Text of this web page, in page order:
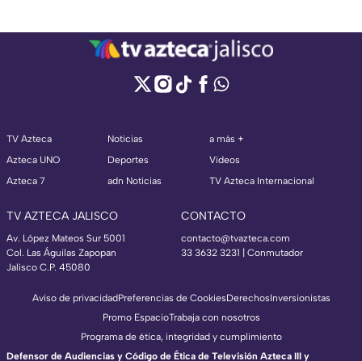
TV Azteca
Azteca UNO
Azteca 7
Noticias
Deportes
adn Noticias
a más +
Videos
TV Azteca Internacional
TV AZTECA JALISCO
Av. López Mateos Sur 5001
Col. Las Águilas Zapopan
Jalisco C.P. 45080
CONTACTO
contacto@tvazteca.com
33 3632 3231 | Conmutador
Aviso de privacidadPreferencias de CookiesDerechosInversionistas
Promo EspacioTrabaja con nosotros
Programa de ética, integridad y cumplimiento
Defensor de Audiencias y Código de Ética de Televisión Azteca III y